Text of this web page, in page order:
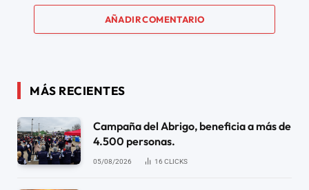
AÑADIR COMENTARIO
MÁS RECIENTES
Campaña del Abrigo, beneficia a más de
4.500 personas.
05/08/2026 16 CLICKS